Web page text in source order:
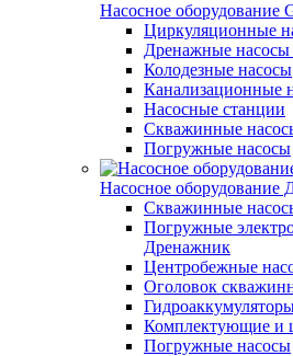
Насосное оборудование
Циркуляционные
Дренажные насосы
Колодезные насосы
Канализационные
Насосные станции
Скважинные
Погружные насосы
Насосное оборудование
Скважинные
Погружные
Дренажник
Центробежные
Оголовок
Комплектующие и
Погружные насосы